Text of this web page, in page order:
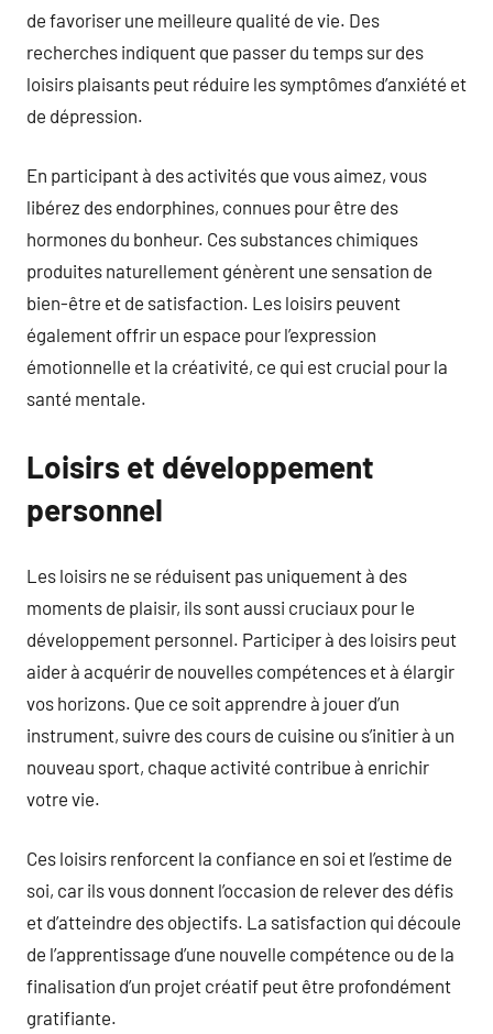
de favoriser une meilleure qualité de vie. Des
recherches indiquent que passer du temps sur des
loisirs plaisants peut réduire les symptômes d’anxiété et
de dépression.
En participant à des activités que vous aimez, vous
libérez des endorphines, connues pour être des
hormones du bonheur. Ces substances chimiques
produites naturellement génèrent une sensation de
bien-être et de satisfaction. Les loisirs peuvent
également offrir un espace pour l’expression
émotionnelle et la créativité, ce qui est crucial pour la
santé mentale.
Loisirs et développement
personnel
Les loisirs ne se réduisent pas uniquement à des
moments de plaisir, ils sont aussi cruciaux pour le
développement personnel. Participer à des loisirs peut
aider à acquérir de nouvelles compétences et à élargir
vos horizons. Que ce soit apprendre à jouer d’un
instrument, suivre des cours de cuisine ou s’initier à un
nouveau sport, chaque activité contribue à enrichir
votre vie.
Ces loisirs renforcent la confiance en soi et l’estime de
soi, car ils vous donnent l’occasion de relever des défis
et d’atteindre des objectifs. La satisfaction qui découle
de l’apprentissage d’une nouvelle compétence ou de la
finalisation d’un projet créatif peut être profondément
gratifiante.